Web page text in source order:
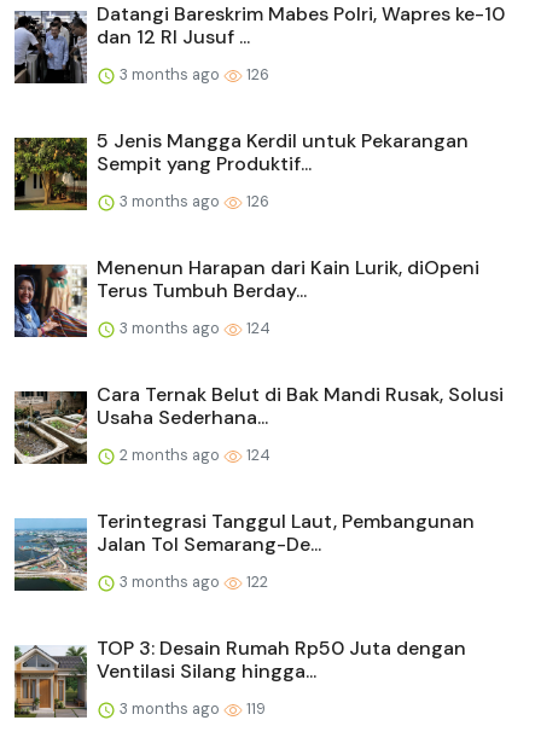
Datangi Bareskrim Mabes Polri, Wapres ke-10
dan 12 RI Jusuf ...
3 months ago 126
5 Jenis Mangga Kerdil untuk Pekarangan
Sempit yang Produktif...
3 months ago 126
Menenun Harapan dari Kain Lurik, diOpeni
Terus Tumbuh Berday...
3 months ago 124
Cara Ternak Belut di Bak Mandi Rusak, Solusi
Usaha Sederhana...
2 months ago 124
Terintegrasi Tanggul Laut, Pembangunan
Jalan Tol Semarang-De...
3 months ago 122
TOP 3: Desain Rumah Rp50 Juta dengan
Ventilasi Silang hingga...
3 months ago 119